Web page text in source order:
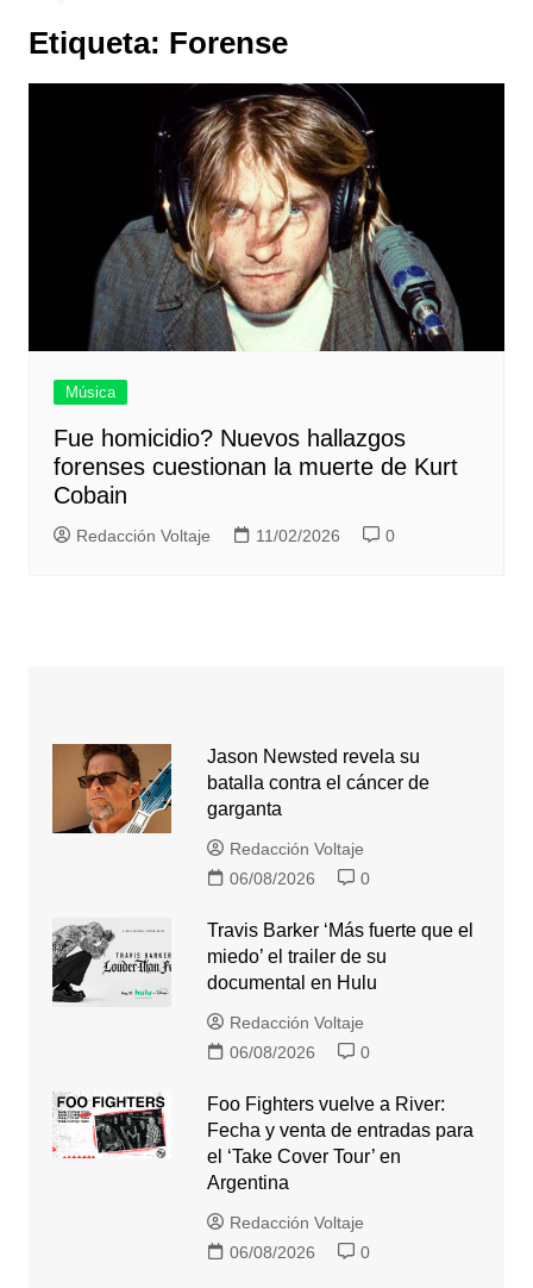
Etiqueta: Forense
Música
Fue homicidio? Nuevos hallazgos
forenses cuestionan la muerte de Kurt
Cobain
Redacción Voltaje 11/02/2026 0
Jason Newsted revela su
batalla contra el cáncer de
garganta
Redacción Voltaje
06/08/2026
0
Travis Barker ‘Más fuerte que el
miedo’ el trailer de su
documental en Hulu
Redacción Voltaje
06/08/2026
0
Foo Fighters vuelve a River:
Fecha y venta de entradas para
el ‘Take Cover Tour’ en
Argentina
Redacción Voltaje
06/08/2026
0